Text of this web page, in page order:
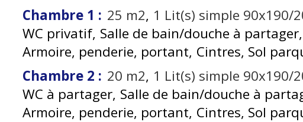
Chambre 1 : 25 m2 1 Lit(s) simple 90x190/
WC privatif Salle de bain/douche à partager
Armoire, penderie, portant Cintres Sol
Chambre 2 : 20 m2 1 Lit(s) simple 90x190/
WC à partager Salle de bain/douche à
Armoire, penderie, portant Cintres Sol